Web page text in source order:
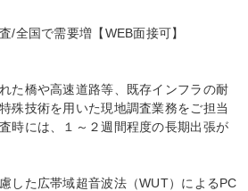
/全国で需要増【WEB面接可】
た橋や高速道路等、既存インフラの耐
殊技術を用いた現地調査業務をご担当
時には、１～２週間程度の長期出張が
した広帯域超音波法（WUT）によるPC